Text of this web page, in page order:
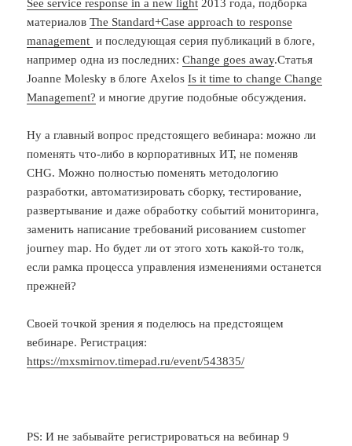
See service response in a new light 2013 года, подборка
материаловThe Standard+Case approach to response
management и последующая серия публикаций в блоге,
например одна из последних:Change goes away.Статья
Joanne Molesky в блоге AxelosIs it time to change Change
Management? и многие другие подобные обсуждения.
Ну а главный вопрос предстоящего вебинара: можно ли
поменять что-либо в корпоративных ИТ, не поменяв
CHG. Можно полностью поменять методологию
разработки, автоматизировать сборку, тестирование,
развертывание и даже обработку событий мониторинга,
заменить написание требований рисованием customer
journey map. Но будет ли от этого хоть какой-то толк,
если рамка процесса управления изменениями останется
прежней?
Своей точкой зрения я поделюсь на предстоящем
вебинаре. Регистрация:
https://mxsmirnov.timepad.ru/event/543835/
PS: И не забывайте регистрироваться на вебинар 9